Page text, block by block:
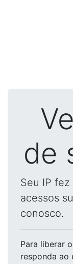
de
Seu IP
acessos
conosco.
Para liberar
responda ao